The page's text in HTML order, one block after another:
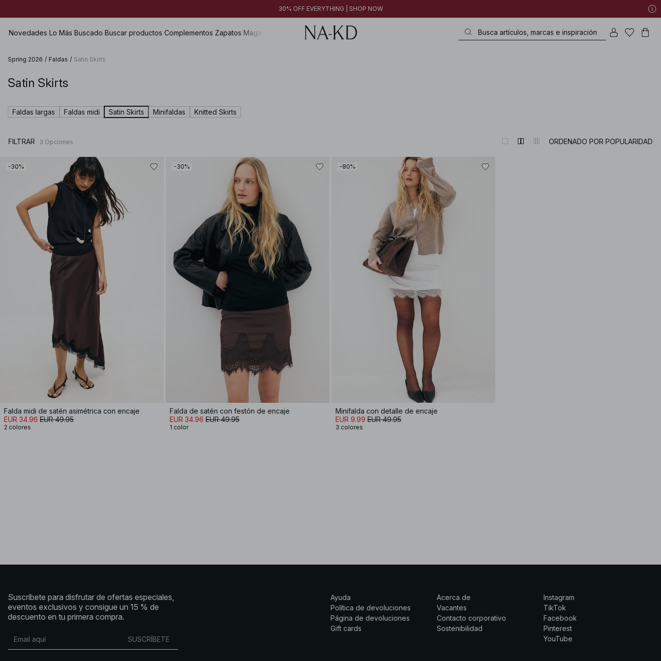
30% OFF EVERYTHING | SHOP NOW
Novedades Lo Más Buscado Buscar productos Complementos Zapatos Magazine
Ver todo
Tops
Camisas & Blusas
Abrigos & Chaquetas
Pantalones
Vaqueros
Faldas
Lencería
Ver todo
Joyería
Cinturones
Gorros & Guantes
Accesorios para el pelo
Guantes
Ver todo
Heels
Botas
Spring 2026 / Faldas / Satin Skirts
Satin Skirts
Faldas largas Faldas midi Satin Skirts Minifaldas Knitted Skirts
FILTRAR 3 Opciones ORDENADO POR POPULARIDAD
-30%
Falda midi de satén asimétrica con encaje
EUR 34.96 EUR 49.95
2 colores
-30%
Falda de satén con festón de encaje
EUR 34.96 EUR 49.95
1 color
-80%
Minifalda con detalle de encaje
EUR 9.99 EUR 49.95
3 colores
Suscríbete para disfrutar de ofertas especiales,
eventos exclusivos y consigue un 15 % de
descuento en tu primera compra.
SUSCRÍBETE
Ayuda
Política de devoluciones
Página de devoluciones
Gift cards
Acerca de
Vacantes
Contacto corporativo
Sostenibilidad
Instagram
TikTok
Facebook
Pinterest
YouTube